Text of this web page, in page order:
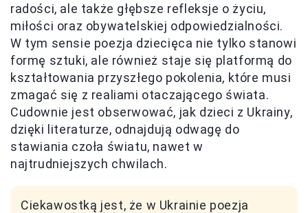
radości, ale także głębsze refleksje o życiu,
miłości oraz obywatelskiej odpowiedzialności.
W tym sensie poezja dziecięca nie tylko stanowi
formę sztuki, ale również staje się platformą do
kształtowania przyszłego pokolenia, które musi
zmagać się z realiami otaczającego świata.
Cudownie jest obserwować, jak dzieci z Ukrainy,
dzięki literaturze, odnajdują odwagę do
stawiania czoła światu, nawet w
najtrudniejszych chwilach.
Ciekawostką jest, że w Ukrainie poezja